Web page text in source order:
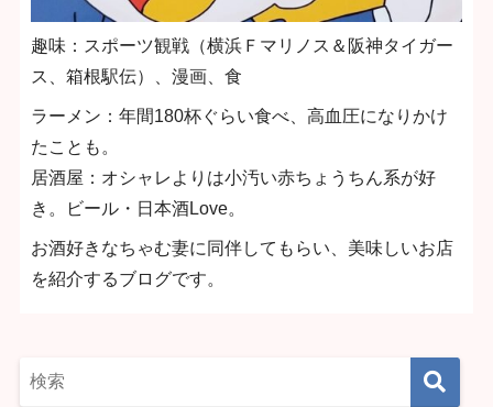
趣味：スポーツ観戦（横浜Ｆマリノス＆阪神タイガー
ス、箱根駅伝）、漫画、食
ラーメン：年間180杯ぐらい食べ、高血圧になりかけ
たことも。
居酒屋：オシャレよりは小汚い赤ちょうちん系が好
き。ビール・日本酒Love。
お酒好きなちゃむ妻に同伴してもらい、美味しいお店
を紹介するブログです。